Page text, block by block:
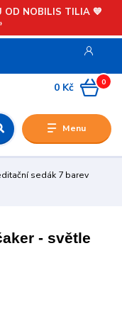
OD NOBILIS TILIA 💙
Menu
0
0 Kč
sedák 7 barev
- světle